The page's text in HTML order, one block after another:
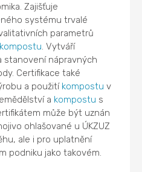
Zajišťuje
systému trvalé
parametrů
kompostu. Vytváří
stanovení nápravných
Certifikace také
a použití kompostu v
a kompostu s
může být uznán
ohlašované u ÚKZUZ
ale i pro uplatnění
podniku jako takovém.